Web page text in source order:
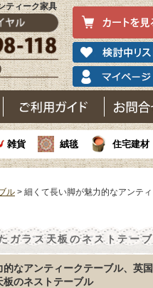
ティーク家具
雑貨 絨毯 住宅建材
ル > 細くて長い脚が魅力的なアンティ
ガラス天板のネストテーブ
なアンティークテーブル、英国
のネストテーブル